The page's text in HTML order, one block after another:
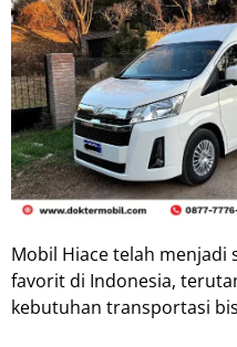
Mobil Hiace telah menjadi
favorit di Indonesia,
kebutuhan transportasi